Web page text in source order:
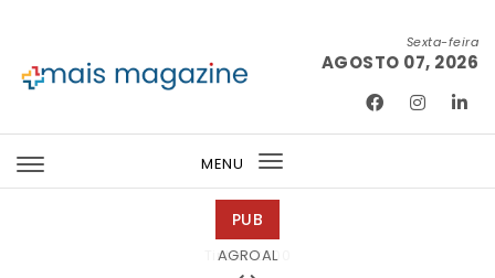
Sexta-feira
AGOSTO 07, 2026
MENU
Toggle
PUB
Tintas 2000